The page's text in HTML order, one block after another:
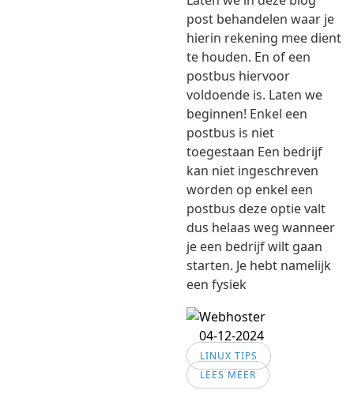
post behandelen waar je
hierin rekening mee dient
te houden. En of een
postbus hiervoor
voldoende is. Laten we
beginnen! Enkel een
postbus is niet
toegestaan Een bedrijf
kan niet ingeschreven
worden op enkel een
postbus deze optie valt
dus helaas weg wanneer
je een bedrijf wilt gaan
starten. Je hebt namelijk
een fysiek
04-12-2024
LINUX TIPS
LEES MEER